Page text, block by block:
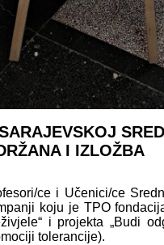
I IZLOŽBA
ce i Učenici/ce
koju je TPO
i projekta „Budi
tolerancije).